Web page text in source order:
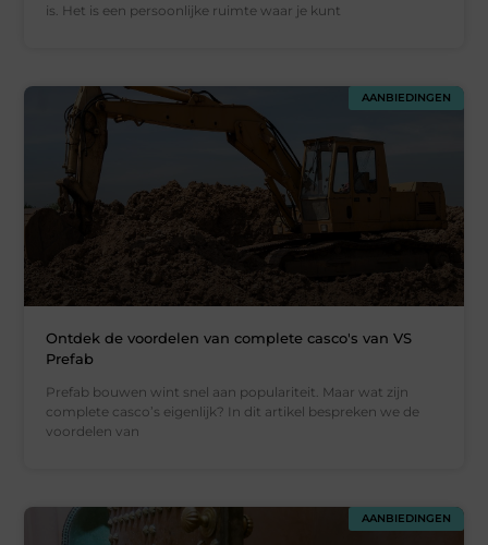
is. Het is een persoonlijke ruimte waar je kunt
AANBIEDINGEN
Ontdek de voordelen van complete casco's van VS
Prefab
Prefab bouwen wint snel aan populariteit. Maar wat zijn
complete casco’s eigenlijk? In dit artikel bespreken we de
voordelen van
AANBIEDINGEN